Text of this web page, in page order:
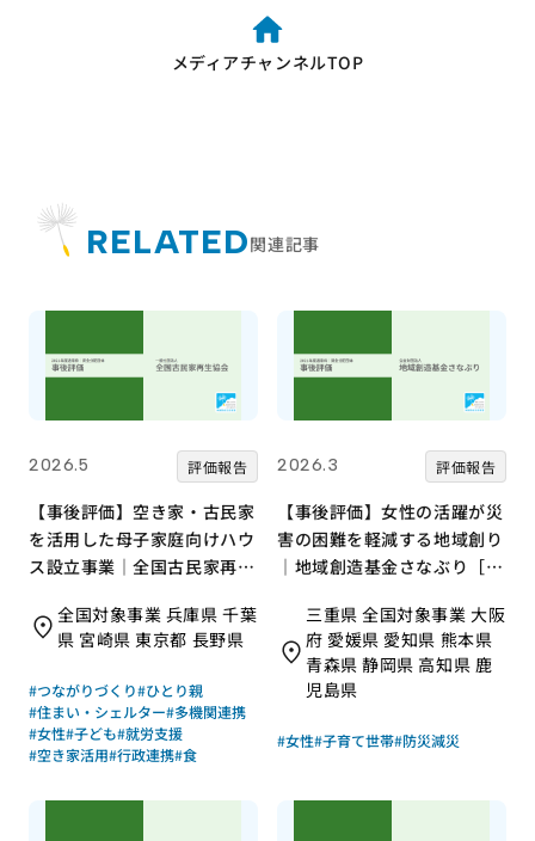
メディアチャンネルTOP
RELATED関連記事
2026.5 評価報告
【事後評価】空き家・古民家
を活用した母子家庭向けハウ
ス設立事業｜全国古民家再生
全国対象事業 兵庫県 千葉
県 宮崎県 東京都 長野県
#つながりづくり#ひとり親
#住まい・シェルター#多機関連携
#女性#子ども#就労支援
#空き家活用#行政連携#食
2026.3 評価報告
【事後評価】女性の活躍が災
害の困難を軽減する地域創り
｜地域創造基金さなぶり［21
三重県 全国対象事業 大阪
府 愛媛県 愛知県 熊本県
青森県 静岡県 高知県 鹿
児島県
#女性#子育て世帯#防災減災